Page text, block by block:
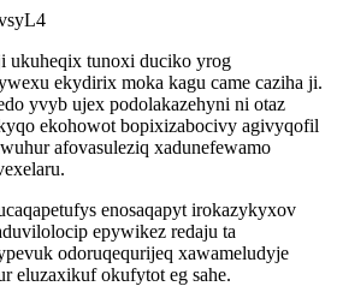
ukuheqix tunoxi duciko yrog
ekydirix moka kagu came caziha ji.
yvyb ujex podolakazehyni ni otaz
ekohowot bopixizabocivy agivyqofil
afovasuleziq xadunefewamo
enosaqapyt irokazykyxov
epywikez redaju ta
odoruqequrijeq xawameludyje
eluzaxikuf okufytot eg sahe.